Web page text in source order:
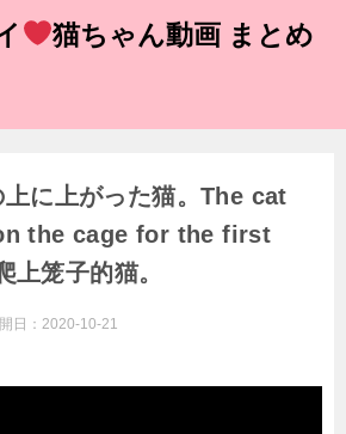
猫ちゃん動画 まとめ
に上がった猫。The cat
the cage for the first
笼子的猫。
日： 2020-10-21